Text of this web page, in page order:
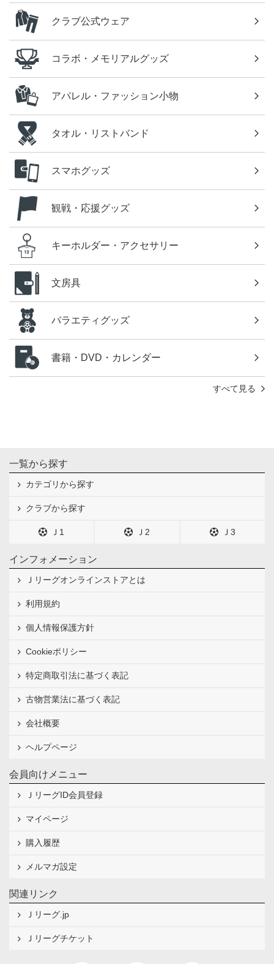
クラブ公式ウェア
コラボ・メモリアルグッズ
アパレル・ファッション小物
タオル・リストバンド
スマホグッズ
観戦・応援グッズ
キーホルダー・アクセサリー
文房具
バラエティグッズ
書籍・DVD・カレンダー
すべて見る
一覧から探す
カテゴリから探す
クラブから探す
Ｊ1 Ｊ2 Ｊ3
インフォメーション
Ｊリーグオンラインストアとは
利用規約
個人情報保護方針
Cookieポリシー
特定商取引法に基づく表記
古物営業法に基づく表記
会社概要
ヘルプページ
会員向けメニュー
ＪリーグID会員登録
マイページ
購入履歴
メルマガ設定
関連リンク
Ｊリーグ.jp
Ｊリーグチケット